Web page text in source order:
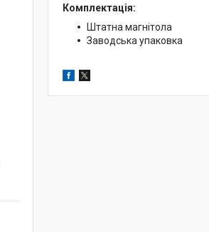
Комплектація:
Штатна магнітола
Заводська упаковка